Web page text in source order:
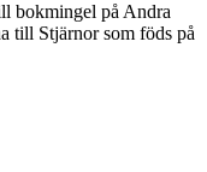
bokmingel på Andra
till Stjärnor som föds på